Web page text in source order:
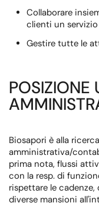
Collaborare
clienti un servizio
Gestire tutte le
POSIZIONE
Biosapori è alla
amministrativa/
prima nota, flussi
con la resp. di
rispettare le
diverse mansioni